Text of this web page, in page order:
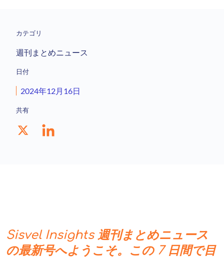
カテゴリ
週刊まとめニュース
日付
2024年12月16日
共有
Sisvel Insights 週刊まとめニュース
の最新号へようこそ。この 7 日間で目